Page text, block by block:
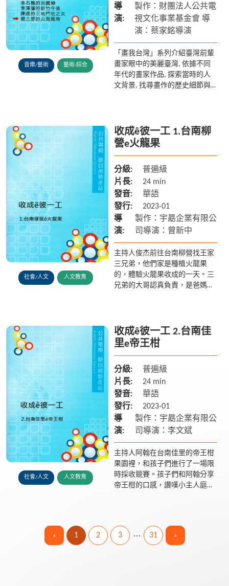
音樂/藝術 藝術-綜合
導
演:
製作：財團法人公共電
視文化事業基金會 導
演：蔡家銘導演
「畫我台灣」系列介紹臺灣前輩
畫家眼中的美麗臺灣, 依據不同
年代的畫家作品, 探索當時的人
文背景, 找尋畫作的歷史細節與
社會/人文 人文教育
收成ê彼一工 1.台南柳
營e火龍果
分級:
普遍級
片長:
24 min
發音:
華語
發行:
2023-01
導
演:
製作：宇勗企業有限公
司導演：曾新中
主持人俊杰前往台南柳營找王家
三兄弟，他們家是種植火龍果
的，體驗火龍果收成的一天。三
兄弟的大哥認真負責，是爸媽的
讓...
社會/人文 人文教育
收成ê彼一工 2.台南佳
里e帝王柑
分級:
普遍級
片長:
24 min
發音:
華語
發行:
2023-01
導
演:
製作：宇勗企業有限公
司導演：李文斌
主持人阿翰在台南佳里的帝王柑
果園裡，和孩子們進行了一場限
時採收競賽。孩子們和阿翰分享
帝王柑的口感，讚嘆小主人庭維
來...
1 2 3 31